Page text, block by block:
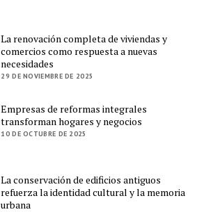
La renovación completa de viviendas y
comercios como respuesta a nuevas
necesidades
29 DE NOVIEMBRE DE 2025
Empresas de reformas integrales
transforman hogares y negocios
10 DE OCTUBRE DE 2025
La conservación de edificios antiguos
refuerza la identidad cultural y la memoria
urbana